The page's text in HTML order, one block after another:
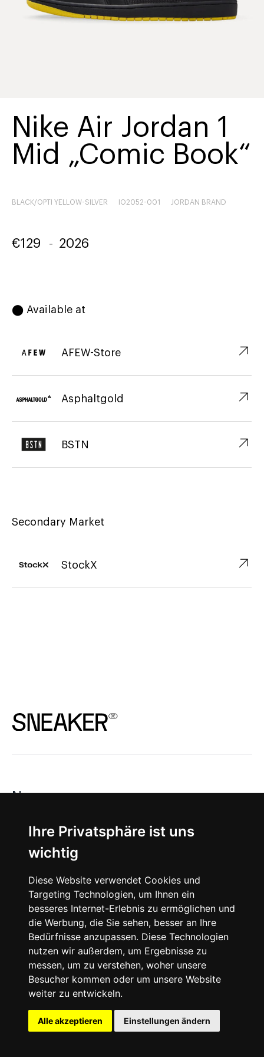
Ihre Privatsphäre ist uns
wichtig
Diese Website verwendet Cookies und
Targeting Technologien, um Ihnen ein
besseres Internet-Erlebnis zu ermöglichen und
die Werbung, die Sie sehen, besser an Ihre
Bedürfnisse anzupassen. Diese Technologien
nutzen wir außerdem, um Ergebnisse zu
messen, um zu verstehen, woher unsere
Besucher kommen oder um unsere Website
weiter zu entwickeln.
Alle akzeptieren Einstellungen ändern
Nike Air Jordan 1
Mid „Comic Book“
BLACK/OPTI YELLOW-SILVER IO2052-001 JORDAN BRAND
€129 - 2026
⬤ Available at
AFEW-Store ↗︎
Asphaltgold ↗︎
BSTN ↗︎
Secondary Market
StockX ↗︎
News
About
Instagram
Facebook
© 2024 SNEAKERᴰᴱ, All rights reserved.
Impressum Datenschutz
Cookie-Einstellungen